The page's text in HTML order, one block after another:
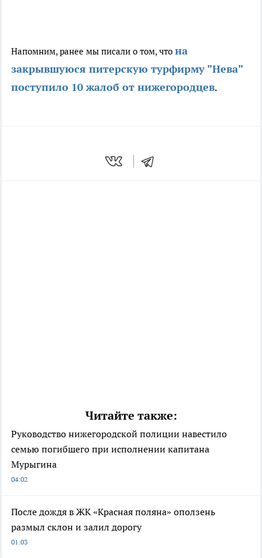
Напомним, ранее мы писали о том, что на
закрывшуюся питерскую турфирму "Нева"
поступило 10 жалоб от нижегородцев.
Читайте также:
Руководство нижегородской полиции навестило
семью погибшего при исполнении капитана
Мурыгина
04:02
После дождя в ЖК «Красная поляна» оползень
размыл склон и залил дорогу
01:03